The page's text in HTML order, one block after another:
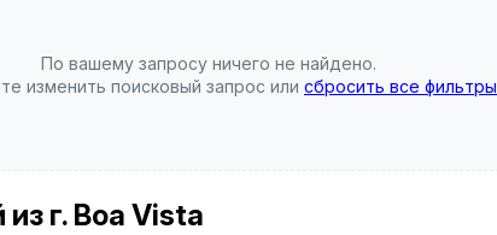
По вашему запросу ничего не найдено.
изменить поисковый запрос или сбросить все фильтры
из г. Boa Vista